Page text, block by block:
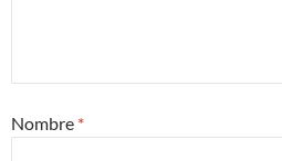
Nombre *